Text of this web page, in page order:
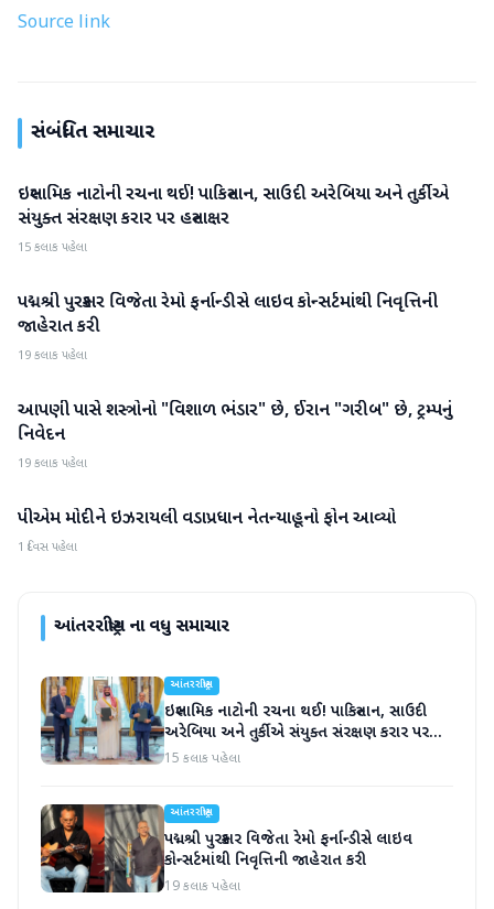
Source link
સંબંધિત સમાચાર
આંતરરાષ્ટ્રીય
ઇસ્લામિક નાટોની રચના થઈ! પાકિસ્તાન, સાઉદી અરેબિયા અને તુર્કીએ
સંયુક્ત સંરક્ષણ કરાર પર હસ્તાક્ષર
15 કલાક પહેલા
આંતરરાષ્ટ્રીય
પદ્મશ્રી પુરસ્કાર વિજેતા રેમો ફર્નાન્ડીસે લાઇવ કોન્સર્ટમાંથી નિવૃત્તિની
જાહેરાત કરી
19 કલાક પહેલા
આંતરરાષ્ટ્રીય
આપણી પાસે શસ્ત્રોનો "વિશાળ ભંડાર" છે, ઈરાન "ગરીબ" છે, ટ્રમ્પનું
નિવેદન
19 કલાક પહેલા
આંતરરાષ્ટ્રીય
પીએમ મોદીને ઇઝરાયલી વડાપ્રધાન નેતન્યાહૂનો ફોન આવ્યો
1 દિવસ પહેલા
આંતરરાષ્ટ્રીયના વધુ સમાચાર
આંતરરાષ્ટ્રીય
ઇસ્લામિક નાટોની રચના થઈ! પાકિસ્તાન, સાઉદી
અરેબિયા અને તુર્કીએ સંયુક્ત સંરક્ષણ કરાર પર
હસ્તાક્ષર
15 કલાક પહેલા
આંતરરાષ્ટ્રીય
પદ્મશ્રી પુરસ્કાર વિજેતા રેમો ફર્નાન્ડીસે લાઇવ
કોન્સર્ટમાંથી નિવૃત્તિની જાહેરાત કરી
19 કલાક પહેલા